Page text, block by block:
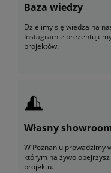
Baza wiedzy
Dzielimy się wiedzą na
Instagramie
projektów.
Własny
W Poznaniu prowadzimy
którym na żywo
projektu.